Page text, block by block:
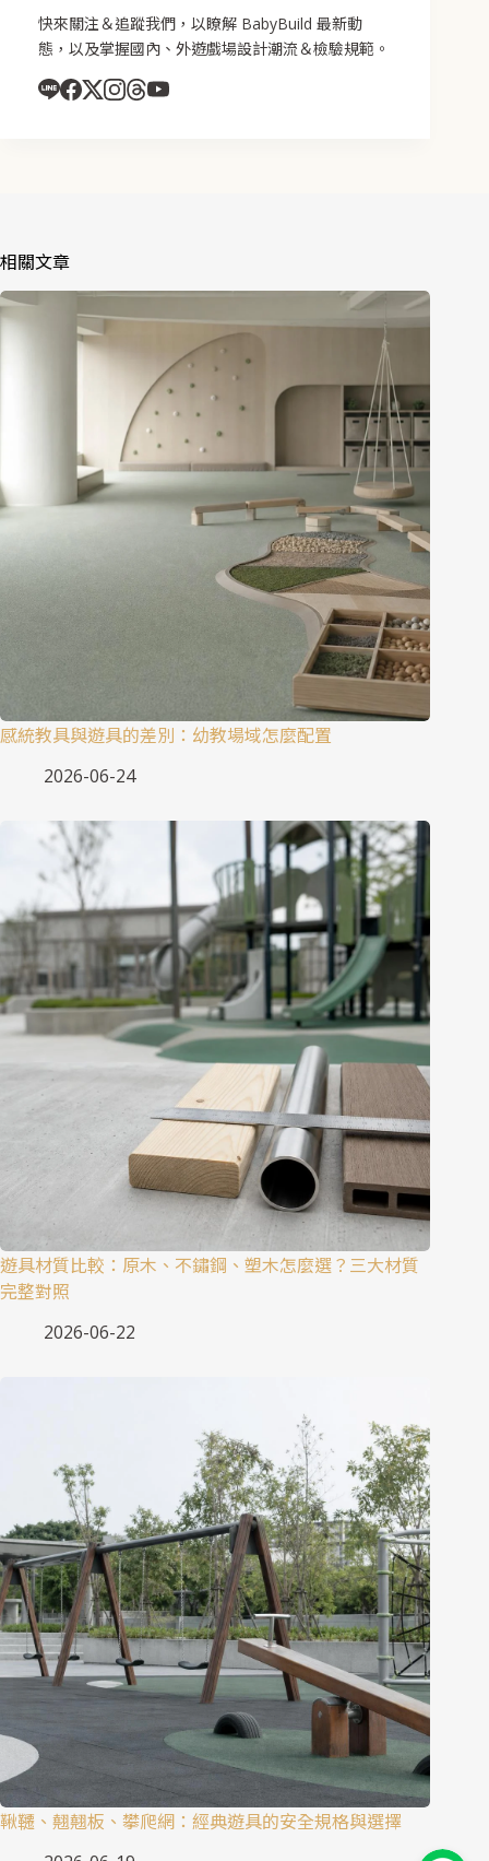
快來關注＆追蹤我們，以瞭解 BabyBuild 最新動
態，以及掌握國內、外遊戲場設計潮流＆檢驗規範。
相關文章
感統教具與遊具的差別：幼教場域怎麼配置
2026-06-24
遊具材質比較：原木、不鏽鋼、塑木怎麼選？三大材質
完整對照
2026-06-22
鞦韆、翹翹板、攀爬網：經典遊具的安全規格與選擇